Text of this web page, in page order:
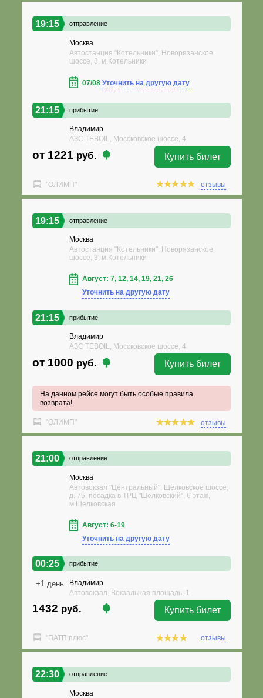
19:15 отправление
Москва
Автостанция "Котельники", Новорязанское
шоссе, 3, м.Котельники
07/08 Уточнить на другую дату
21:15 прибытие
Владимир
АЗС TEBOIL, Моссковское шоссе, 4
от 1221 руб. Купить билет
"ОЛИМП" отзывы
19:15 отправление
Москва
Автостанция "Котельники", Новорязанское
шоссе, 3, м.Котельники
Август: 7, 12, 14, 19, 21, 26
Уточнить на другую дату
21:15 прибытие
Владимир
АЗС TEBOIL, Моссковское шоссе, 4
от 1000 руб. Купить билет
На данном рейсе могут быть особые правила
возврата!
"ОЛИМП" отзывы
21:00 отправление
Москва
Автовокзал "Центральный", Щёлковское шоссе,
д. 75, посадка в ТРЦ "Щёлковский", 6 этаж,
м.Щелковская
Август: 6-19
Уточнить на другую дату
00:25 прибытие
+1 день
Владимир
Автовокзал, Вокзальная площадь, 1
1432 руб. Купить билет
"ПАТП плюс" отзывы
22:30 отправление
Москва